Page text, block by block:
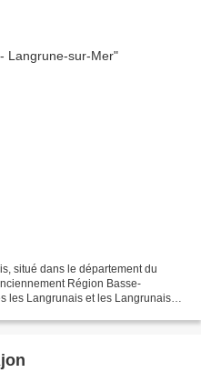
situé dans le département du
Région Basse-
les Langrunais et les Langrunaises.